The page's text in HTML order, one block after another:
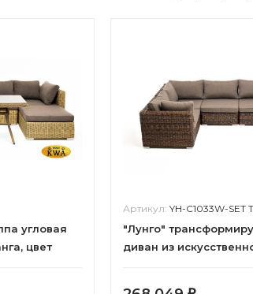
угловая
цвет
Артикул: YH-C1033W-SET
"Лунго"
диван из